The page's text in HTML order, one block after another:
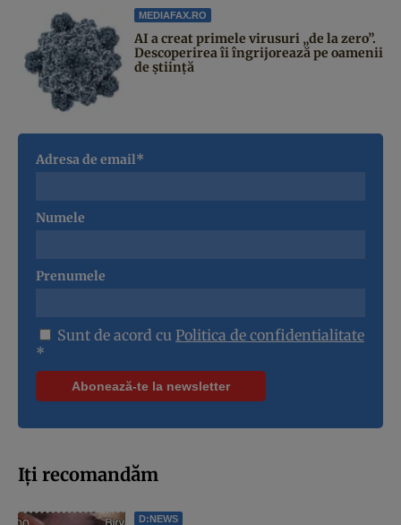
MEDIAFAX.RO
AI a creat primele virusuri „de la zero”.
Descoperirea îi îngrijorează pe oamenii
de știință
Adresa de email*
Numele
Prenumele
Sunt de acord cu Politica de confidentialitate
*
Iți recomandăm
D:NEWS